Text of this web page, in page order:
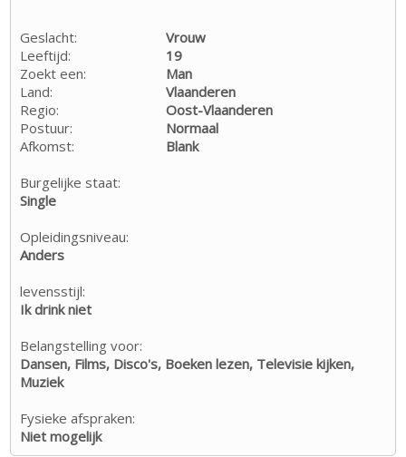
Geslacht:
Vrouw
Leeftijd:
19
Zoekt een:
Man
Land:
Vlaanderen
Regio:
Oost-Vlaanderen
Postuur:
Normaal
Afkomst:
Blank
Burgelijke staat:
Single
Opleidingsniveau:
Anders
levensstijl:
Ik drink niet
Belangstelling voor:
Dansen, Films, Disco's, Boeken lezen, Televisie kijken,
Muziek
Fysieke afspraken:
Niet mogelijk